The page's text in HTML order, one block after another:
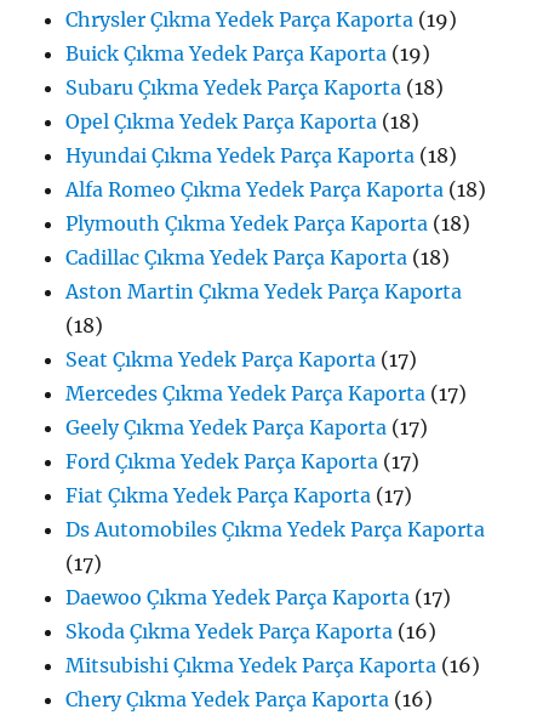
Chrysler Çıkma Yedek Parça Kaporta (19)
Buick Çıkma Yedek Parça Kaporta (19)
Subaru Çıkma Yedek Parça Kaporta (18)
Opel Çıkma Yedek Parça Kaporta (18)
Hyundai Çıkma Yedek Parça Kaporta (18)
Alfa Romeo Çıkma Yedek Parça Kaporta (18)
Plymouth Çıkma Yedek Parça Kaporta (18)
Cadillac Çıkma Yedek Parça Kaporta (18)
Aston Martin Çıkma Yedek Parça Kaporta
(18)
Seat Çıkma Yedek Parça Kaporta (17)
Mercedes Çıkma Yedek Parça Kaporta (17)
Geely Çıkma Yedek Parça Kaporta (17)
Ford Çıkma Yedek Parça Kaporta (17)
Fiat Çıkma Yedek Parça Kaporta (17)
Ds Automobiles Çıkma Yedek Parça Kaporta
(17)
Daewoo Çıkma Yedek Parça Kaporta (17)
Skoda Çıkma Yedek Parça Kaporta (16)
Mitsubishi Çıkma Yedek Parça Kaporta (16)
Chery Çıkma Yedek Parça Kaporta (16)